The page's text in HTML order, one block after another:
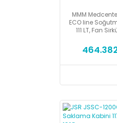
MMM
ECO line
111 LT, Fan